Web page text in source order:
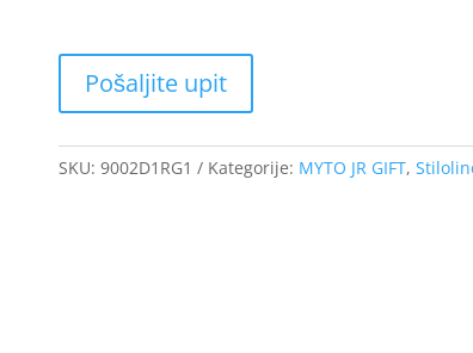
SKU: 9002D1RG1 Kategorije: MYTO JR GIFT,